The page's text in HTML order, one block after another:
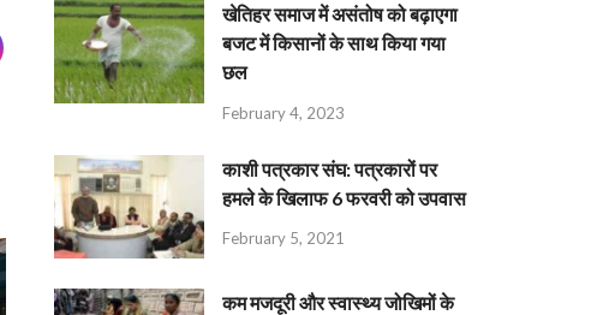
खेतिहर समाज में असंतोष को बढ़ाएगा
बजट में किसानों के साथ किया गया
छल
February 4, 2023
काशी पत्रकार संघ: पत्रकारों पर
हमले के खिलाफ 6 फरवरी को उपवास
February 5, 2021
कम मजदूरी और स्वास्थ्य जोखिमों के